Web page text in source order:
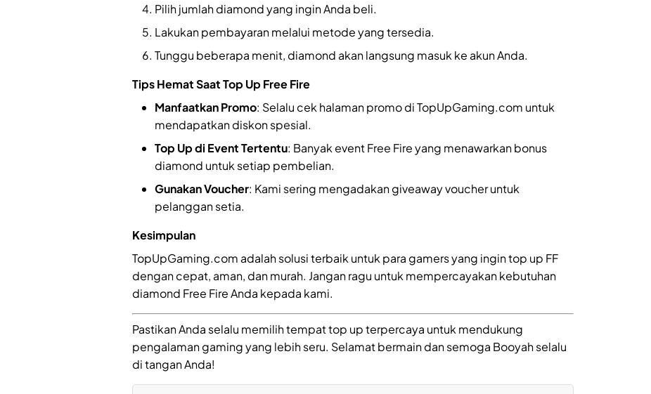
Pilih jumlah diamond yang ingin Anda beli.
Lakukan pembayaran melalui metode yang tersedia.
Tunggu beberapa menit, diamond akan langsung masuk ke akun Anda.
Tips Hemat Saat Top Up Free Fire
Manfaatkan Promo: Selalu cek halaman promo di TopUpGaming.com untuk
mendapatkan diskon spesial.
Top Up di Event Tertentu: Banyak event Free Fire yang menawarkan bonus
diamond untuk setiap pembelian.
Gunakan Voucher: Kami sering mengadakan giveaway voucher untuk
pelanggan setia.
Kesimpulan
TopUpGaming.com adalah solusi terbaik untuk para gamers yang ingin top up FF
dengan cepat, aman, dan murah. Jangan ragu untuk mempercayakan kebutuhan
diamond Free Fire Anda kepada kami.
Pastikan Anda selalu memilih tempat top up terpercaya untuk mendukung
pengalaman gaming yang lebih seru. Selamat bermain dan semoga Booyah selalu
di tangan Anda!